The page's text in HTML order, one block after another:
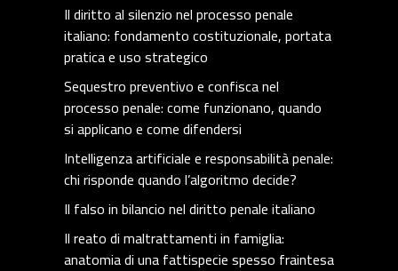
Il diritto al silenzio nel processo penale
italiano: fondamento costituzionale, portata
pratica e uso strategico
Sequestro preventivo e confisca nel
processo penale: come funzionano, quando
si applicano e come difendersi
Intelligenza artificiale e responsabilità penale:
chi risponde quando l’algoritmo decide?
Il falso in bilancio nel diritto penale italiano
Il reato di maltrattamenti in famiglia:
anatomia di una fattispecie spesso fraintesa